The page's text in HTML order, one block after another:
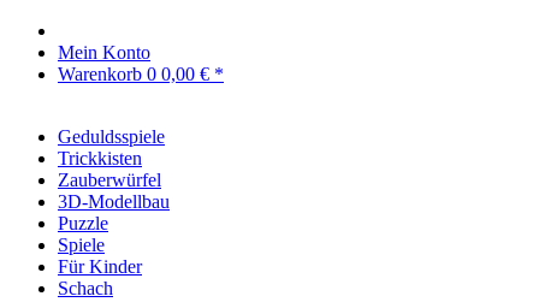
Mein Konto
Warenkorb 0 0,00 € *
Geduldsspiele
Trickkisten
Zauberwürfel
3D-Modellbau
Puzzle
Spiele
Für Kinder
Schach